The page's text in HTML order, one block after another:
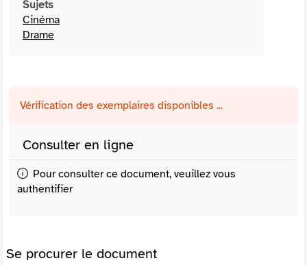
Sujets
Cinéma
Drame
Vérification des exemplaires disponibles ...
Consulter en ligne
Pour consulter ce document, veuillez vous
authentifier
Se procurer le document